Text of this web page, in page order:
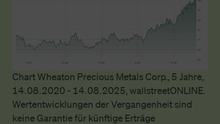
Chart Wheaton Precious Metals Corp., 5 Jahre,
14.08.2020 - 14.08.2025, wallstreetONLINE.
Wertentwicklungen der Vergangenheit sind
keine Garantie für künftige Erträge